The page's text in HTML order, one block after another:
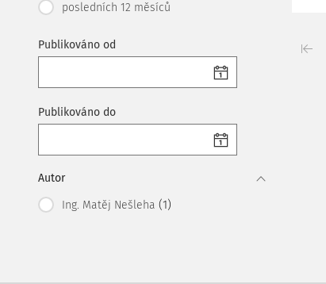
posledních 12 měsíců
Publikováno od
Publikováno do
Autor
Ing. Matěj Nešleha (1)